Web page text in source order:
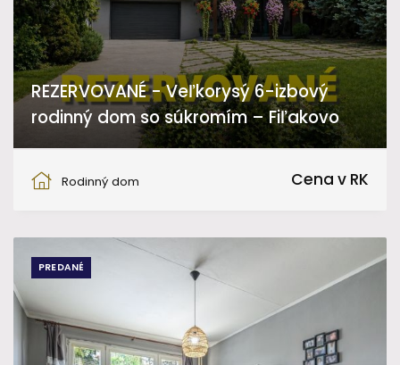
REZERVOVANÉ - Veľkorysý 6-izbový
rodinný dom so súkromím – Fiľakovo
Rodinný dom
Cena v RK
PREDANÉ